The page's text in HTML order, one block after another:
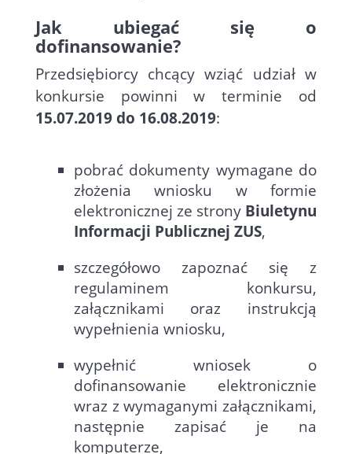
Jak ubiegać się o
dofinansowanie?
Przedsiębiorcy chcący wziąć udział w
konkursie powinni w terminie od
15.07.2019 do 16.08.2019:
pobrać dokumenty wymagane do
złożenia wniosku w formie
elektronicznej ze strony Biuletynu
Informacji Publicznej ZUS,
szczegółowo zapoznać się z
regulaminem konkursu,
załącznikami oraz instrukcją
wypełnienia wniosku,
wypełnić wniosek o
dofinansowanie elektronicznie
wraz z wymaganymi załącznikami,
następnie zapisać je na
komputerze,